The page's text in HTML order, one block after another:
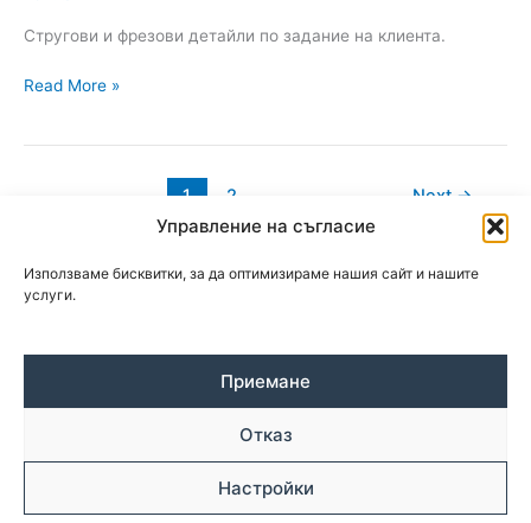
Управление на съгласие
Използваме бисквитки, за да оптимизираме нашия сайт и нашите
услуги.
Приемане
Отказ
Настройки
Стругови и фрезови детайли по задание на клиента.
Read More »
1 2 Next →
© Copyright 2026 | inproteh.comПолитика за поверителност
Изработка на уеб сайт–WebsiteBuilderBG